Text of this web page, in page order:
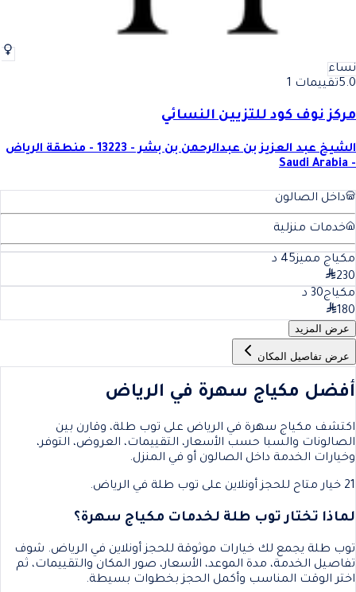
نساء
5.0تقييمات 1
مركز نوف كود للتزيين النسائي
الشيخ عبد العزيز بن عبدالرحمن بن بشر - 13223 - منطقة الرياض
- Saudi Arabia
داخل الصالون
خدمات منزلية
مكياج مميز45 د
230
مكياج30 د
180
عرض المزيد
عرض تفاصيل المكان
أفضل مكياج سهرة في الرياض
اكتشف مكياج سهرة في الرياض على توب طلة، وقارن بين
الصالونات والسبا حسب الأسعار، التقييمات، العروض، التوفر،
وخيارات الخدمة داخل الصالون أو في المنزل.
21 خيار متاح للحجز أونلاين على توب طلة في الرياض.
لماذا تختار توب طلة لخدمات مكياج سهرة؟
توب طلة يجمع لك خيارات موثوقة للحجز أونلاين في الرياض. شوف
تفاصيل الخدمة، مدة الموعد، الأسعار، صور المكان والتقييمات، ثم
اختر الوقت المناسب وأكمل الحجز بخطوات بسيطة.